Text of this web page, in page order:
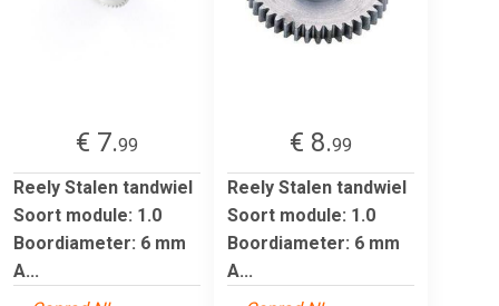
€ 7.99
Reely Stalen tandwiel
Soort module: 1.0
Boordiameter: 6 mm
A...
€ 8.99
Reely Stalen tandwiel
Soort module: 1.0
Boordiameter: 6 mm
A...